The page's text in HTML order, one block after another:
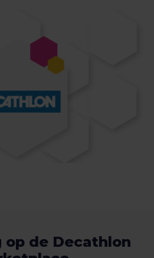
op de Decathlon